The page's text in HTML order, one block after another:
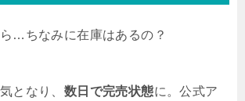
…ちなみに在庫はあるの？
となり、 数日で完売状態に。公式ア